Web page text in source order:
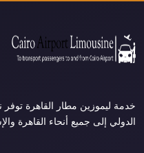
خدمة ليموزين مطار القاهرة توفر
الدولي إلى جميع أنحاء القاهرة